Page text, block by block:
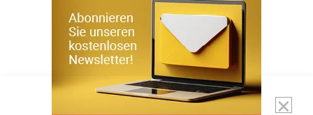
Mit dem |transkript-Newsletter
jede Woche aktuell informiert.
E-